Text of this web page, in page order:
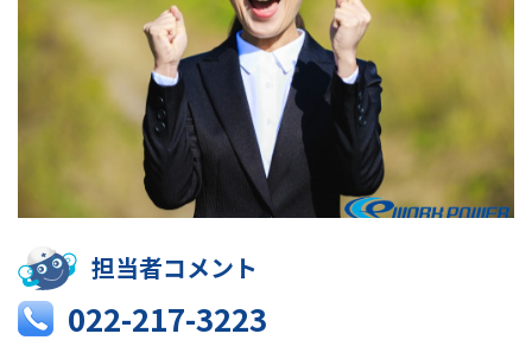
担当者コメント
022-217-3223